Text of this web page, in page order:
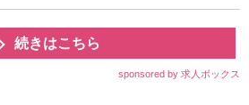
続きはこちら
sponsored by 求人ボックス